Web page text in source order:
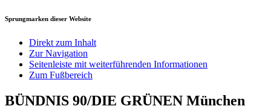
Sprungmarken dieser Website
Direkt zum Inhalt
Zur Navigation
Seitenleiste mit weiterführenden Informationen
Zum Fußbereich
BÜNDNIS 90/DIE GRÜNEN München